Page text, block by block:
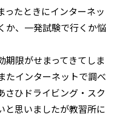
ったときにインターネッ
か、一発試験で行くか悩
期限がせまってきてしま
たインターネットで調べ
さひドライビング・スク
と思いましたが教習所に